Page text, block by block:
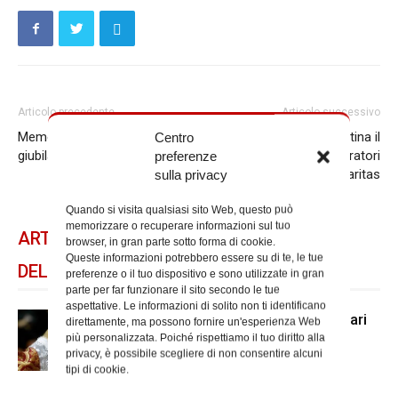
Centro
preferenze
sulla privacy
Quando si visita qualsiasi sito Web, questo può
memorizzare o recuperare informazioni sul tuo
browser, in gran parte sotto forma di cookie.
Queste informazioni potrebbero essere su di te, le tue
preferenze o il tuo dispositivo e sono utilizzate in gran
parte per far funzionare il sito secondo le tue
aspettative. Le informazioni di solito non ti identificano
direttamente, ma possono fornire un'esperienza Web
più personalizzata. Poiché rispettiamo il tuo diritto alla
privacy, è possibile scegliere di non consentire alcuni
tipi di cookie.
Articolo precedente
Memorie della tradizione
giubilare: Il Giubileo del 1300
Articolo successivo
A Santa Maria Stella Matutina il
mandato per gli operatori
Caritas
ARTICOLI CORRELATI
DELLO STESSO AUTORE
Le cresime degli studenti universitari